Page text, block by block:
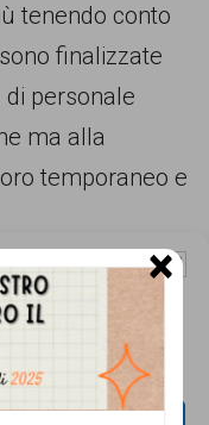
non utilizza alcun cookie
tenendo conto
finalizzate
di personale
ma alla
temporaneo e
all’Anci di dare
eliminare il
o di uno
dagli avvisi
×